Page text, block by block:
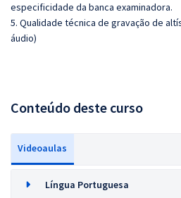
especificidade da banca examinadora.
5. Qualidade técnica de gravação de
áudio)
Conteúdo deste curso
Videoaulas
Língua Portuguesa